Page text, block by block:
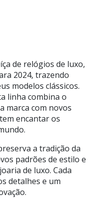
de relógios de luxo,
2024, trazendo
modelos clássicos.
linha combina o
marca com novos
encantar os
a tradição da
padrões de estilo e
de luxo. Cada
detalhes e um